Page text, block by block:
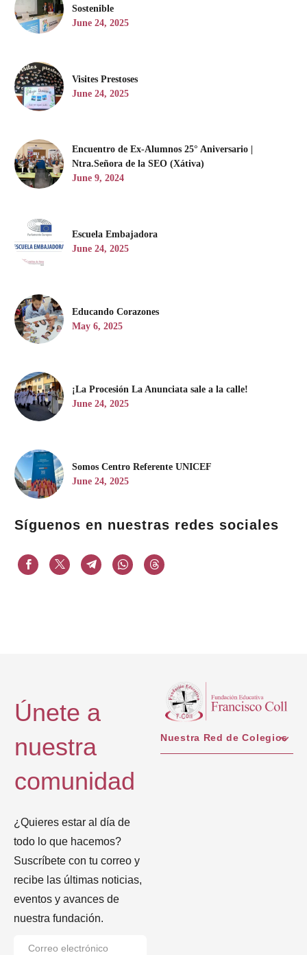
Sostenible
June 24, 2025
Visites Prestoses
June 24, 2025
Encuentro de Ex-Alumnos 25° Aniversario |
Ntra.Señora de la SEO (Xátiva)
June 9, 2024
Escuela Embajadora
June 24, 2025
Educando Corazones
May 6, 2025
¡La Procesión La Anunciata sale a la calle!
June 24, 2025
Somos Centro Referente UNICEF
June 24, 2025
Síguenos en nuestras redes sociales
Únete a
nuestra
comunidad
¿Quieres estar al día de
todo lo que hacemos?
Suscríbete con tu correo y
recibe las últimas noticias,
eventos y avances de
nuestra fundación.
Nuestra Red de Colegios